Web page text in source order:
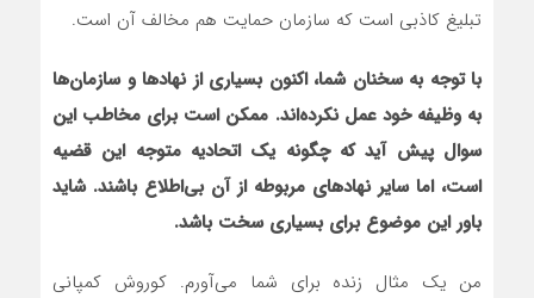
تبلیغ کاذبی است که سازمان حمایت هم مخالف آن است.
با توجه به سخنان شما، اکنون بسیاری از نهادها و سازمان‌ها
به وظیفه خود عمل نکرده‌اند. ممکن است برای مخاطب این
سوال پیش آید که چگونه یک اتحادیه متوجه این قضیه
است، اما سایر نهادهای مربوطه از آن بی‌اطلاع باشند. شاید
باور این موضوع برای بسیاری سخت باشد.
من یک مثال زنده برای شما می‌آورم. کوروش کمپانی